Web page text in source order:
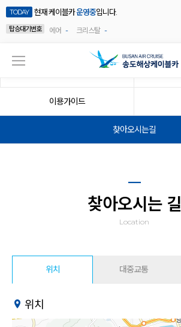
TODAY 현재 케이블카운영중입니다.
탑승대기번호
에어 - 크리스탈 -
이용가이드
찾아오시는길
찾아오시는 길
Location
위치 대중교통
위치